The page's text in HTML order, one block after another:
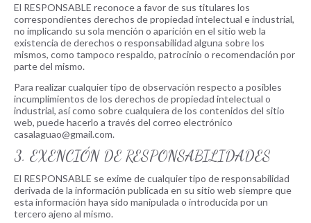
El RESPONSABLE reconoce a favor de sus titulares los
correspondientes derechos de propiedad intelectual e industrial,
no implicando su sola mención o aparición en el sitio web la
existencia de derechos o responsabilidad alguna sobre los
mismos, como tampoco respaldo, patrocinio o recomendación por
parte del mismo.
Para realizar cualquier tipo de observación respecto a posibles
incumplimientos de los derechos de propiedad intelectual o
industrial, así como sobre cualquiera de los contenidos del sitio
web, puede hacerlo a través del correo electrónico
casalaguao@gmail.com.
3. EXENCIÓN DE RESPONSABILIDADES
El RESPONSABLE se exime de cualquier tipo de responsabilidad
derivada de la información publicada en su sitio web siempre que
esta información haya sido manipulada o introducida por un
tercero ajeno al mismo.